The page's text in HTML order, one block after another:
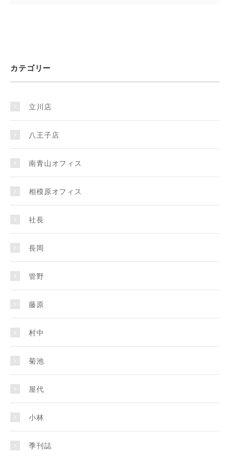
カテゴリー
立川店
八王子店
南青山オフィス
相模原オフィス
社長
長岡
管野
藤原
村中
菊池
屋代
小林
季刊誌